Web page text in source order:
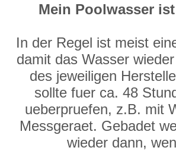
Mein Poolwasser
In der Regel ist meist
damit das Wasser
des jeweiligen
sollte fuer ca. 48
ueberpruefen, z.B. mit
Messgeraet. Gebadet
wieder dann,